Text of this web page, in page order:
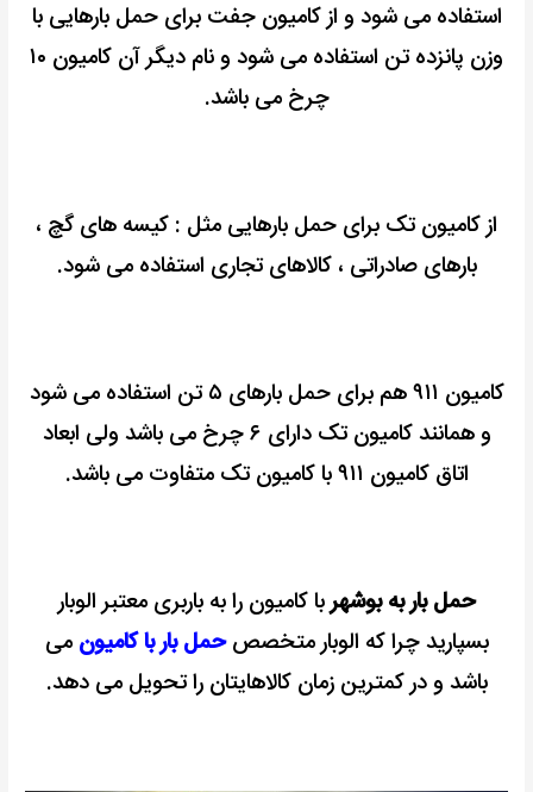
استفاده می شود و از کامیون جفت برای حمل بارهایی با
وزن پانزده تن استفاده می شود و نام دیگر آن کامیون ۱۰
چرخ می باشد.
از کامیون تک برای حمل بارهایی مثل : کیسه های گچ ،
بارهای صادراتی ، کالاهای تجاری استفاده می شود.
کامیون ۹۱۱ هم برای حمل بارهای ۵ تن استفاده می شود
و همانند کامیون تک دارای ۶ چرخ می باشد ولی ابعاد
اتاق کامیون ۹۱۱ با کامیون تک متفاوت می باشد.
حمل بار به بوشهربا کامیون را به باربری معتبر الوبار
بسپارید چرا که الوبار متخصصحمل بار با کامیون می
باشد و در کمترین زمان کالاهایتان را تحویل می دهد.